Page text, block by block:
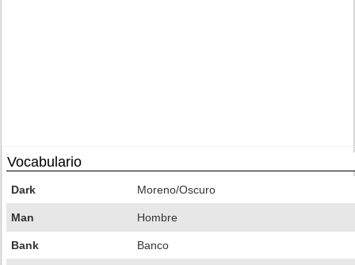
Vocabulario
Dark Moreno/Oscuro
Man Hombre
Bank Banco